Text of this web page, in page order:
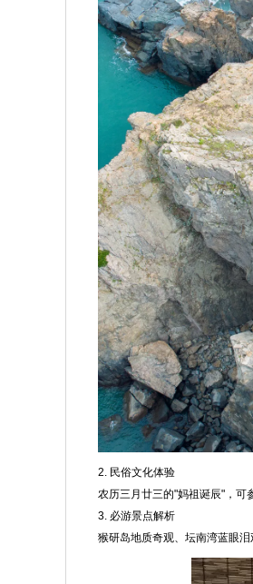
2. 民俗文化体验
农历三月廿三的"妈祖诞辰"，可
3. 必游景点解析
猴研岛地质奇观、坛南湾蓝眼